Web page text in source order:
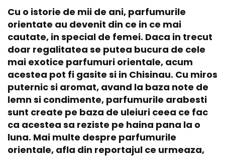
Cu o istorie de mii de ani, parfumurile
orientate au devenit din ce in ce mai
cautate, in special de femei. Daca in trecut
doar regalitatea se putea bucura de cele
mai exotice parfumuri orientale, acum
acestea pot fi gasite si in Chisinau. Cu miros
puternic si aromat, avand la baza note de
lemn si condimente, parfumurile arabesti
sunt create pe baza de uleiuri ceea ce fac
ca acestea sa reziste pe haina pana la o
luna. Mai multe despre parfumurile
orientale, afla din reportajul ce urmeaza,